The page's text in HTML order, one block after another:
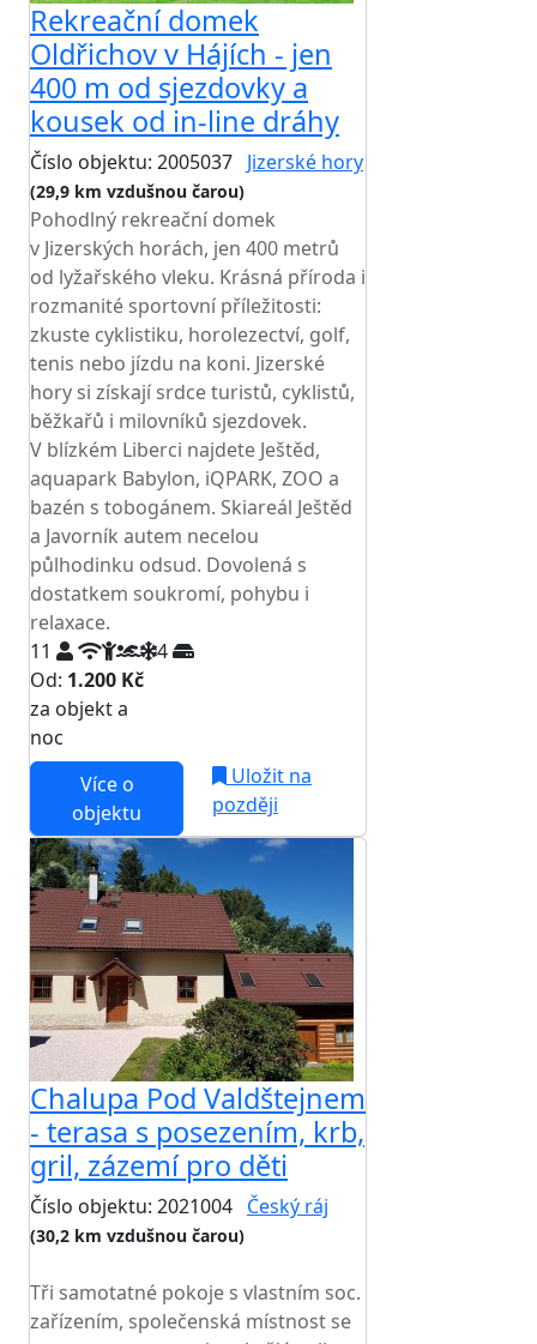
Rekreační domek
Oldřichov v Hájích - jen
400 m od sjezdovky a
kousek od in-line dráhy
Číslo objektu: 2005037 Jizerské hory
(29,9 km vzdušnou čarou)
Pohodlný rekreační domek
v Jizerských horách, jen 400 metrů
od lyžařského vleku. Krásná příroda i
rozmanité sportovní příležitosti:
zkuste cyklistiku, horolezectví, golf,
tenis nebo jízdu na koni. Jizerské
hory si získají srdce turistů, cyklistů,
běžkařů i milovníků sjezdovek.
V blízkém Liberci najdete Ještěd,
aquapark Babylon, iQPARK, ZOO a
bazén s tobogánem. Skiareál Ještěd
a Javorník autem necelou
půlhodinku odsud. Dovolená s
dostatkem soukromí, pohybu i
relaxace.
11
4
Od: 1.200 Kč
za objekt a
noc
Více o
objektu
Uložit na
později
Chalupa Pod Valdštejnem
- terasa s posezením, krb,
gril, zázemí pro děti
Číslo objektu: 2021004 Český ráj
(30,2 km vzdušnou čarou)
Tři samotatné pokoje s vlastním soc.
zařízením, společenská místnost se